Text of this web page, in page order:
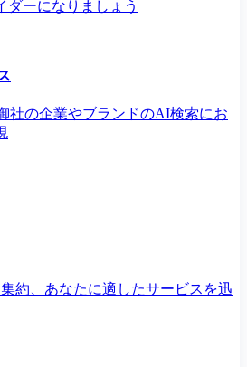
ダーになりましょう
社の企業やブランドのAI検索にお
約、あなたに適したサービスを迅